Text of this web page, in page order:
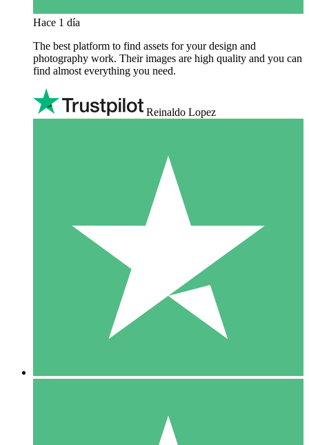
Hace 1 día
The best platform to find assets for your design and
photography work. Their images are high quality and you can
find almost everything you need.
Reinaldo Lopez